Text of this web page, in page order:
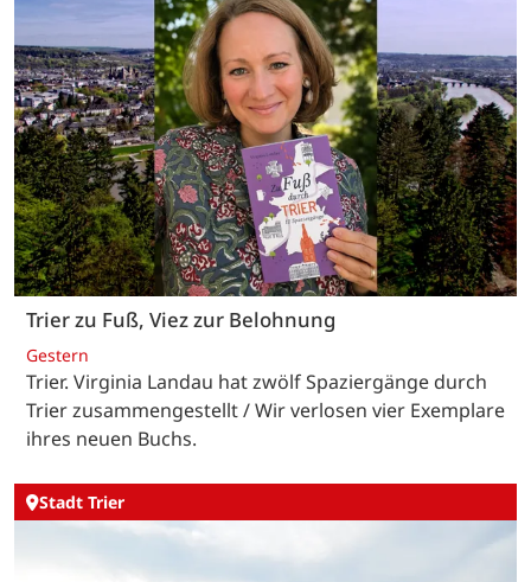
Trier zu Fuß, Viez zur Belohnung
Gestern
Trier. Virginia Landau hat zwölf Spaziergänge durch
Trier zusammengestellt / Wir verlosen vier Exemplare
ihres neuen Buchs.
Stadt Trier